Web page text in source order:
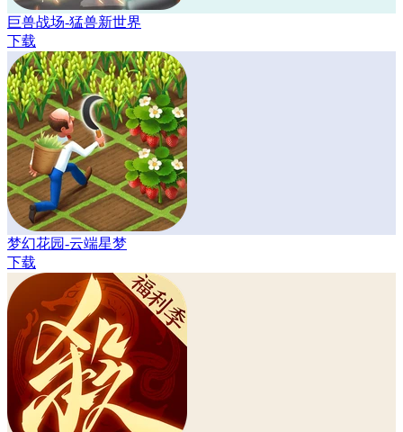
巨兽战场-猛兽新世界
下载
梦幻花园-云端星梦
下载